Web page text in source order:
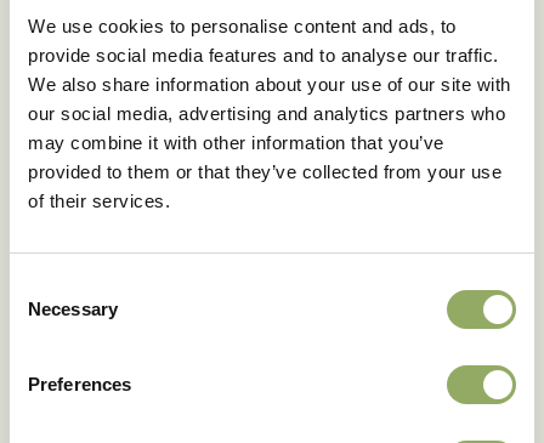
We use cookies to personalise content and ads, to
provide social media features and to analyse our traffic.
We also share information about your use of our site with
our social media, advertising and analytics partners who
may combine it with other information that you’ve
provided to them or that they’ve collected from your use
of their services.
Selection
Necessary
Preferences
Fotobibliotheek